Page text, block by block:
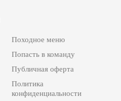
Походное меню
Попасть в команду
Публичная оферта
Политика
конфиденциальности